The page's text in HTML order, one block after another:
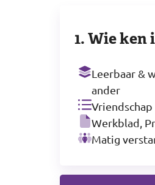
1. Wie ken
Leerbaar &
ander
Vriendschap
Werkblad,
Matig